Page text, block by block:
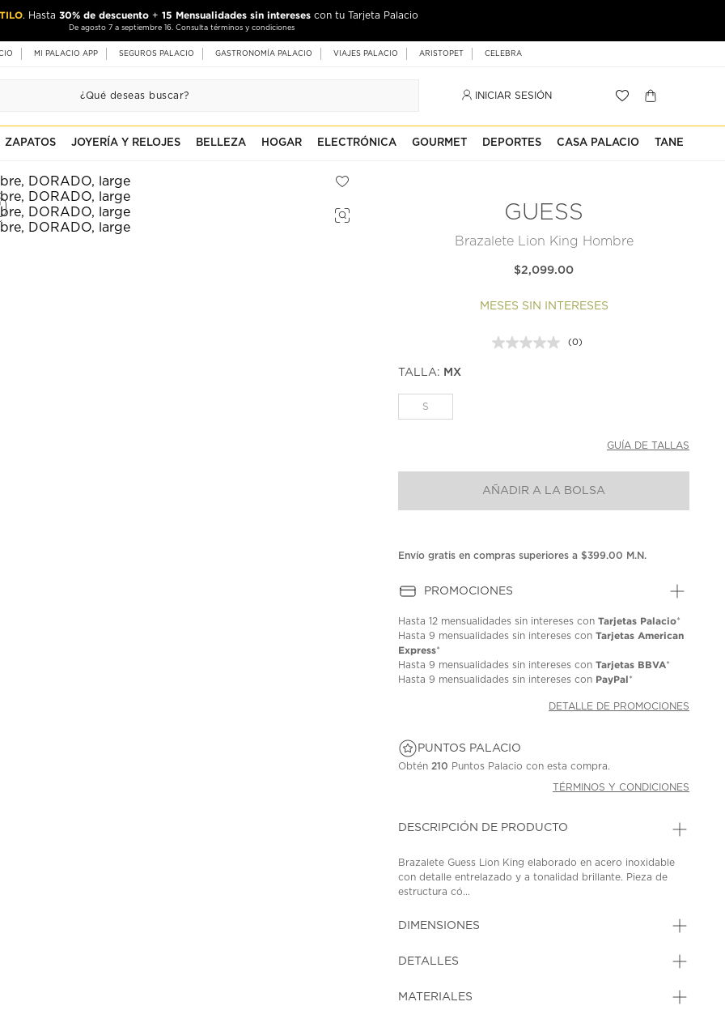
. Hasta 30% de descuento+ 15 Mensualidades sin interesescon tu Tarjeta Palacio
De agosto 7 a septiembre 16. Consulta términos y condiciones
MI PALACIO APP SEGUROS PALACIO GASTRONOMÍA PALACIO VIAJES PALACIO ARISTOPET CELEBRA
INICIAR SESIÓN
ZAPATOS JOYERÍA Y RELOJES BELLEZA HOGAR ELECTRÓNICA GOURMET DEPORTES CASA PALACIO TANE
GUESS
Brazalete Lion King Hombre
$2,099.00
MESES SIN INTERESES
Sin
(0)
TALLA: MX
S
GUÍA DE TALLAS
AÑADIR A LA BOLSA
Envío gratis en compras superiores a $399.00 M.N.
PROMOCIONES
Hasta12 mensualidades sin intereses conTarjetas Palacio*
Hasta9 mensualidades sin intereses conTarjetas American
Express*
Hasta9 mensualidades sin intereses conTarjetas BBVA*
Hasta9 mensualidades sin intereses con PayPal*
DETALLE DE PROMOCIONES
PUNTOS PALACIO
Obtén 210 Puntos Palacio con esta compra.
TÉRMINOS Y CONDICIONES
DESCRIPCIÓN DE PRODUCTO
Brazalete Guess Lion King elaborado en acero inoxidable
con detalle entrelazado y a tonalidad brillante. Pieza de
estructura có...
DIMENSIONES
DETALLES
MATERIALES